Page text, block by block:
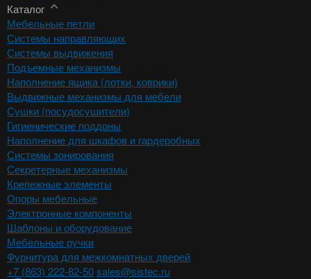
Каталог
Мебельные петли
Системы направляющих
Системы выдвижения
Подъемные механизмы
Наполнение ящика (лотки, коврики)
Выдвижные механизмы для мебели
Сушки (посудосушители)
Гигиенические поддоны
Наполнение для шкафов и гардеробных
Системы зонирования
Секретерные механизмы
Крепежные элементы
Опоры мебельные
Электронные компоненты
Шаблоны и оборудование
Мебельные ручки
Фурнитура для межкомнатных дверей
+7 (863) 222-82-50sales@sistec.ru